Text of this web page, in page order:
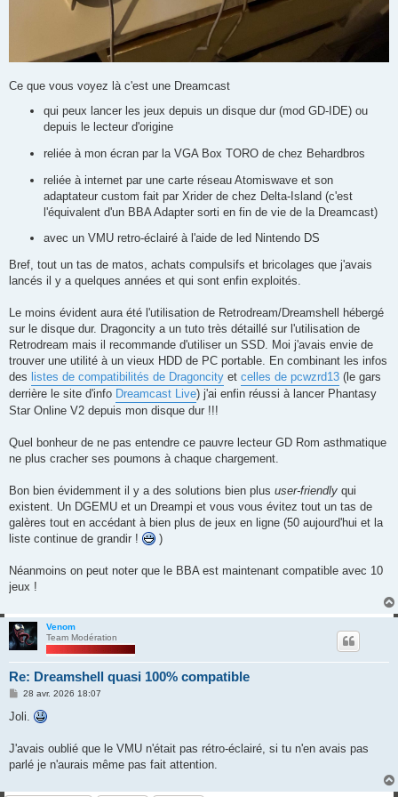
Ce que vous voyez là c'est une Dreamcast
qui peux lancer les jeux depuis un disque dur (mod GD-IDE) ou
depuis le lecteur d'origine
reliée à mon écran par la VGA Box TORO de chez Behardbros
reliée à internet par une carte réseau Atomiswave et son
adaptateur custom fait par Xrider de chez Delta-Island (c'est
l'équivalent d'un BBA Adapter sorti en fin de vie de la Dreamcast)
avec un VMU retro-éclairé à l'aide de led Nintendo DS
Bref, tout un tas de matos, achats compulsifs et bricolages que j'avais
lancés il y a quelques années et qui sont enfin exploités.
Le moins évident aura été l'utilisation de Retrodream/Dreamshell hébergé
sur le disque dur. Dragoncity a un tuto très détaillé sur l'utilisation de
Retrodream mais il recommande d'utiliser un SSD. Moi j'avais envie de
trouver une utilité à un vieux HDD de PC portable. En combinant les infos
des listes de compatibilités de Dragoncity et celles de pcwzrd13 (le gars
derrière le site d'info Dreamcast Live) j'ai enfin réussi à lancer Phantasy
Star Online V2 depuis mon disque dur !!!
Quel bonheur de ne pas entendre ce pauvre lecteur GD Rom asthmatique
ne plus cracher ses poumons à chaque chargement.
Bon bien évidemment il y a des solutions bien plus user-friendly qui
existent. Un DGEMU et un Dreampi et vous vous évitez tout un tas de
galères tout en accédant à bien plus de jeux en ligne (50 aujourd'hui et la
liste continue de grandir !
)
Néanmoins on peut noter que le BBA est maintenant compatible avec 10
jeux !
Venom
Team Modération
Re: Dreamshell quasi 100% compatible
M
s
g
28 avr. 2026 18:07
Joli.
J'avais oublié que le VMU n'était pas rétro-éclairé, si tu n'en avais pas
parlé je n'aurais même pas fait attention.